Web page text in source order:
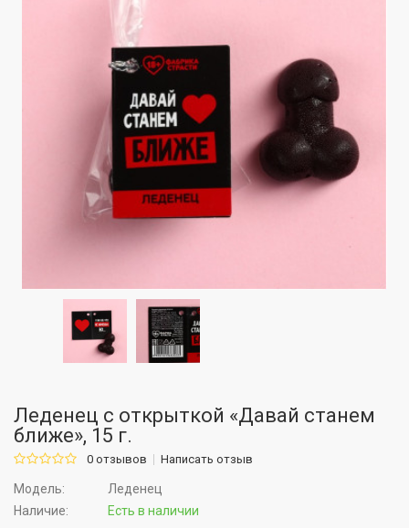
Леденец с открыткой «Давай станем
ближе», 15 г.
0 отзывов Написать отзыв
Модель:
Леденец
Наличие:
Есть в наличии